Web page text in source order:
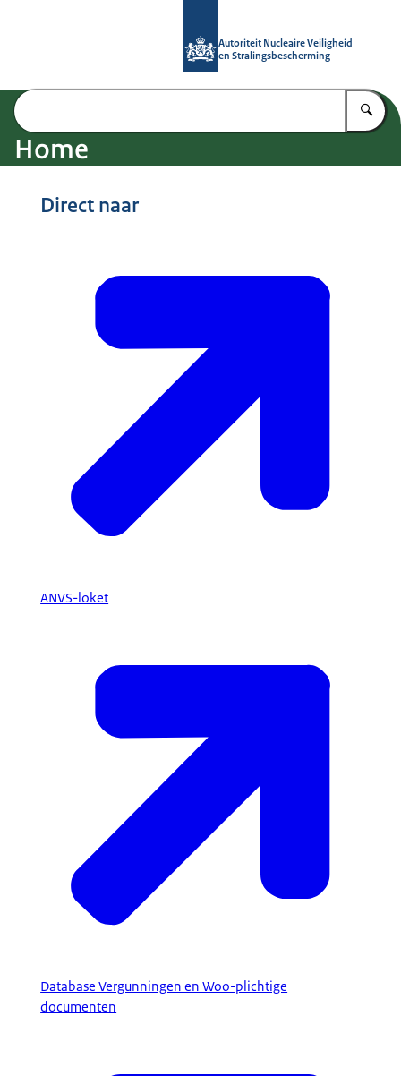
Autoriteit Nucleaire Veiligheid
en Stralingsbescherming
Home
Direct naar
ANVS-loket
Database Vergunningen en Woo-plichtige
documenten